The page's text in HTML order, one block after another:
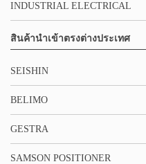
INDUSTRIAL ELECTRICAL
สินค้านำเข้าตรงต่างประเทศ
SEISHIN
BELIMO
GESTRA
SAMSON POSITIONER